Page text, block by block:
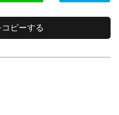
ピーする